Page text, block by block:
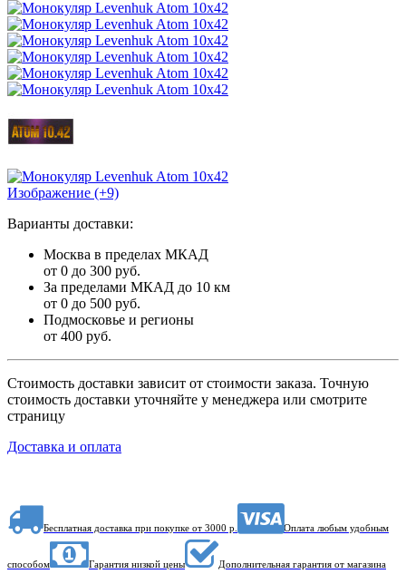
Изображение (+9)
Варианты доставки:
Москва в пределах МКАД
от 0 до 300 руб.
За пределами МКАД до 10 км
от 0 до 500 руб.
Подмосковье и регионы
от 400 руб.
Стоимость доставки зависит от стоимости заказа. Точную
стоимость доставки уточняйте у менеджера или смотрите
страницу
Доставка и оплата
Бесплатная доставка при покупке от 3000 р. Оплата любым удобным
способом Гарантия низкой цены Дополнительная гарантия от магазина